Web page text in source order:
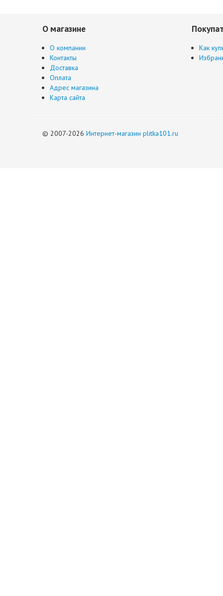
О магазине
О компании
Контакты
Доставка
Оплата
Адрес магазина
Карта сайта
Как
© 2007-2026 Интернет-магазин plitka101.ru